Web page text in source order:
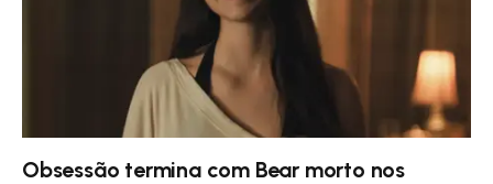
Obsessão termina com Bear morto nos